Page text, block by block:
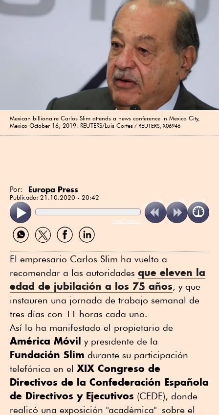
Mexican billionaire Carlos Slim attends a news conference in Mexico City,
Mexico October 16, 2019. REUTERS/Luis Cortes
REUTERS, X06946
Por: Europa Press
Publicado: 21.10.2020 - 20:42
ReadSpeaker
Compartir
por
Compartir
por
Compartir
por
Compartir
por
El empresario Carlos Slim ha vuelto a
recomendar a las autoridades que eleven la
edad de jubilación a los 75 años, y que
instauren una jornada de trabajo semanal de
tres días con 11 horas cada uno.
Así lo ha manifestado el propietario de
América Móvil y presidente de la
Fundación Slim durante su participación
telefónica en el XIX Congreso de
Directivos de la Confederación Española
de Directivos y Ejecutivos (CEDE), donde
realicó una exposición "académica" sobre el